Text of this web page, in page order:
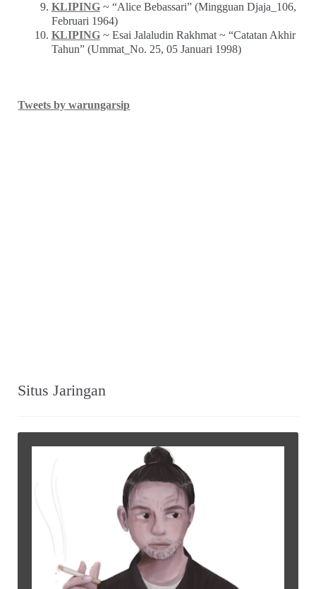
KLIPING~ “Alice Bebassari” (Mingguan Djaja_106,
Februari 1964)
KLIPING~ Esai Jalaludin Rakhmat ~ “Catatan Akhir
Tahun” (Ummat_No. 25, 05 Januari 1998)
Tweets by warungarsip
Situs Jaringan